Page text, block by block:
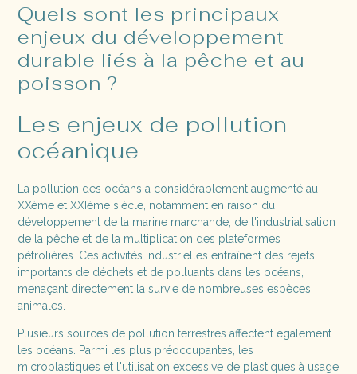
Quels sont les principaux
enjeux du développement
durable liés à la pêche et au
poisson ?
Les enjeux de pollution
océanique
La pollution des océans a considérablement augmenté au
XXème et XXIème siècle, notamment en raison du
développement de la marine marchande, de l'industrialisation
de la pêche et de la multiplication des plateformes
pétrolières. Ces activités industrielles entraînent des rejets
importants de déchets et de polluants dans les océans,
menaçant directement la survie de nombreuses espèces
animales.
Plusieurs sources de pollution terrestres affectent également
les océans. Parmi les plus préoccupantes, les
microplastiques et l'utilisation excessive de plastiques à usage